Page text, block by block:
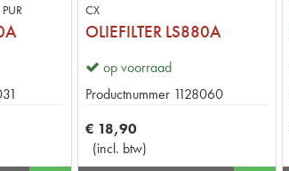
CX
OLIEFILTER LS880A
op voorraad
Productnummer 1128060
€ 18,90
(incl. btw)